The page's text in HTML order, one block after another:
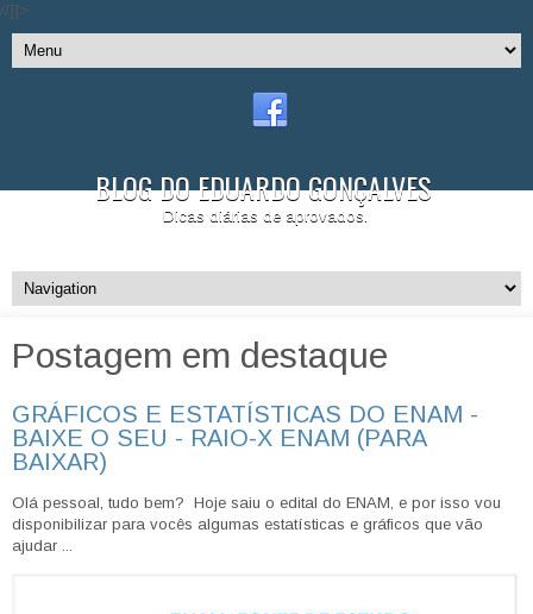
//]]>
BLOG DO EDUARDO GONÇALVES
Dicas diárias de aprovados.
Postagem em destaque
GRÁFICOS E ESTATÍSTICAS DO ENAM -
BAIXE O SEU - RAIO-X ENAM (PARA
BAIXAR)
Olá pessoal, tudo bem? Hoje saiu o edital do ENAM, e por isso vou
disponibilizar para vocês algumas estatísticas e gráficos que vão
ajudar ...